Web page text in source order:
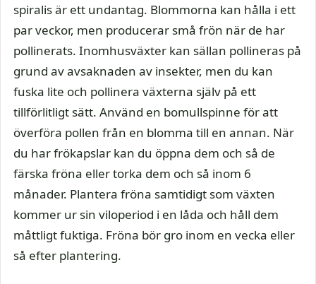
spiralis är ett undantag. Blommorna kan hålla i ett
par veckor, men producerar små frön när de har
pollinerats. Inomhusväxter kan sällan pollineras på
grund av avsaknaden av insekter, men du kan
fuska lite och pollinera växterna själv på ett
tillförlitligt sätt. Använd en bomullspinne för att
överföra pollen från en blomma till en annan. När
du har frökapslar kan du öppna dem och så de
färska fröna eller torka dem och så inom 6
månader. Plantera fröna samtidigt som växten
kommer ur sin viloperiod i en låda och håll dem
måttligt fuktiga. Fröna bör gro inom en vecka eller
så efter plantering.